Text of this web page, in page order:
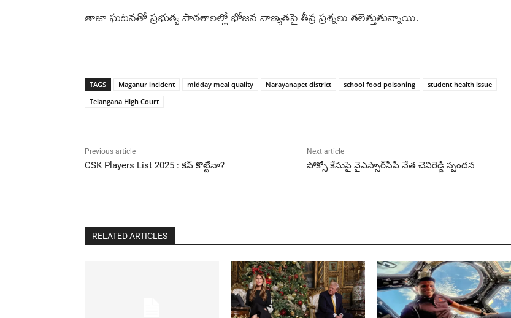
తాజా ఘటనతో ప్రభుత్వ పాఠశాలల్లో భోజన నాణ్యతపై తీవ్ర ప్రశ్నలు తలెత్తుతున్నాయి.
TAGS Maganur incident midday meal quality Narayanapet district school food poisoning
student health issue
Telangana High Court
Previous article
CSK Players List 2025 : కప్ కొట్టేనా?
Next article
పోక్సో కేసుపై వైఎస్సార్‌సీపీ నేత చెవిరెడ్డి స్పందన
RELATED ARTICLES